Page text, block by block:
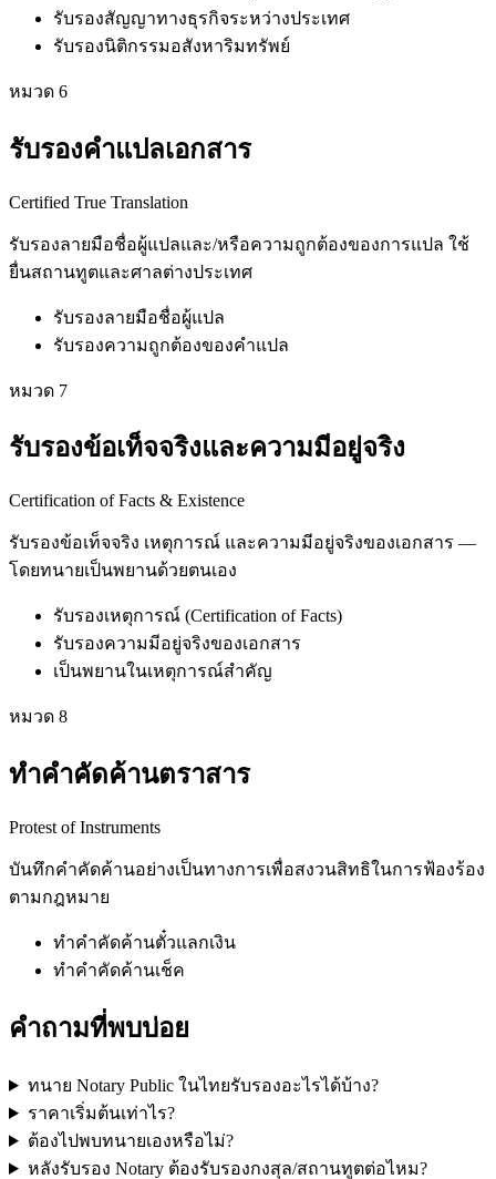
รับรองสัญญาทางธุรกิจระหว่างประเทศ
รับรองนิติกรรมอสังหาริมทรัพย์
หมวด 6
รับรองคำแปลเอกสาร
Certified True Translation
รับรองลายมือชื่อผู้แปลและ/หรือความถูกต้องของการแปล ใช้
ยื่นสถานทูตและศาลต่างประเทศ
รับรองลายมือชื่อผู้แปล
รับรองความถูกต้องของคำแปล
หมวด 7
รับรองข้อเท็จจริงและความมีอยู่จริง
Certification of Facts & Existence
รับรองข้อเท็จจริง เหตุการณ์ และความมีอยู่จริงของเอกสาร —
โดยทนายเป็นพยานด้วยตนเอง
รับรองเหตุการณ์ (Certification of Facts)
รับรองความมีอยู่จริงของเอกสาร
เป็นพยานในเหตุการณ์สำคัญ
หมวด 8
ทำคำคัดค้านตราสาร
Protest of Instruments
บันทึกคำคัดค้านอย่างเป็นทางการเพื่อสงวนสิทธิในการฟ้องร้อง
ตามกฎหมาย
ทำคำคัดค้านตั๋วแลกเงิน
ทำคำคัดค้านเช็ค
คำถามที่พบบ่อย
ทนาย Notary Public ในไทยรับรองอะไรได้บ้าง?
ราคาเริ่มต้นเท่าไร?
ต้องไปพบทนายเองหรือไม่?
หลังรับรอง Notary ต้องรับรองกงสุล/สถานทูตต่อไหม?